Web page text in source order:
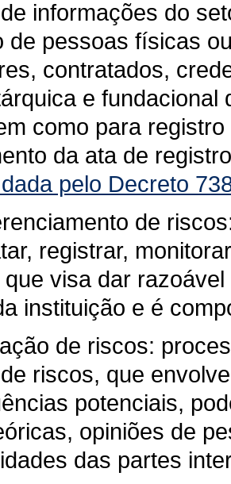
informações do
de pessoas físicas
contratados,
e
como para
da ata de
pelo Decreto
de
registrar,
visa dar
instituição e é
de riscos:
riscos, que
potenciais,
opiniões de
das partes